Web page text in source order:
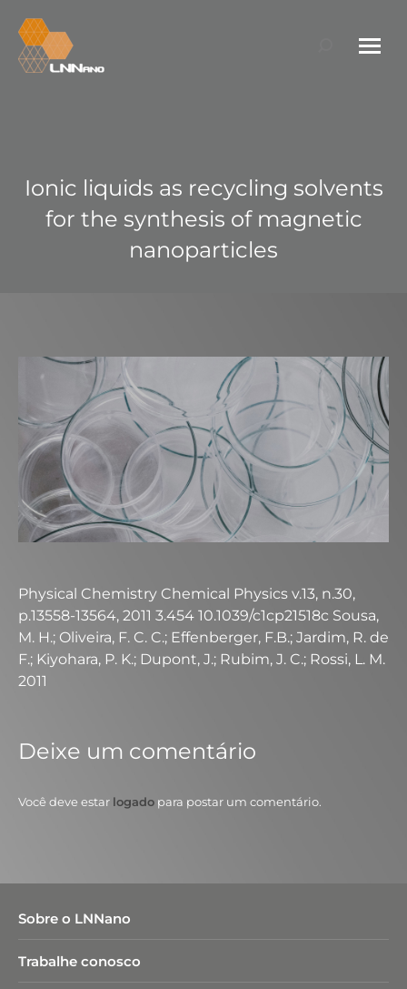
Search:
Ionic liquids as recycling solvents
for the synthesis of magnetic
nanoparticles
Physical Chemistry Chemical Physics v.13, n.30,
p.13558-13564, 2011 3.454 10.1039/c1cp21518c Sousa,
M. H.; Oliveira, F. C. C.; Effenberger, F.B.; Jardim, R. de
F.; Kiyohara, P. K.; Dupont, J.; Rubim, J. C.; Rossi, L. M.
2011
Deixe um comentário
Você deve estar logado para postar um comentário.
Sobre o LNNano
Trabalhe conosco